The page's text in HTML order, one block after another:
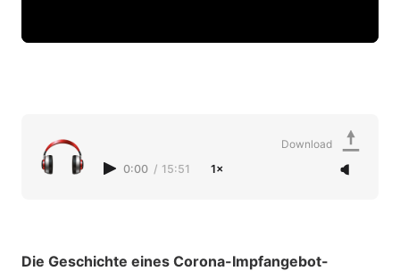
0:00 / 15:51 1×
Download
Die Geschichte eines Corona-Impfangebot-